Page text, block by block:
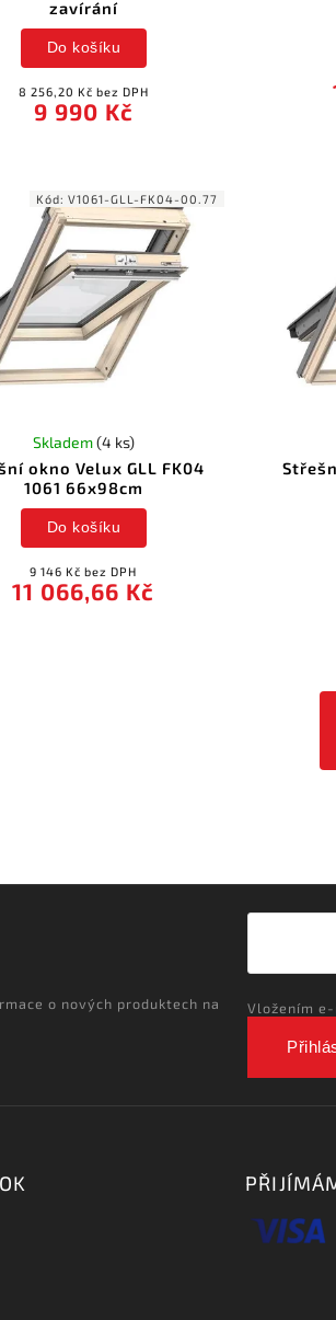
zavírání
8 256,20 Kč bez DPH
9 990 Kč
Do košíku
okno Velux GLL FK04
1061 66x98cm
Skladem(4 ks)
9 146 Kč bez DPH
11 066,66 Kč
Do košíku
Kód:V1061-GLL-FK04-00.77
o nových produktech na Vložením